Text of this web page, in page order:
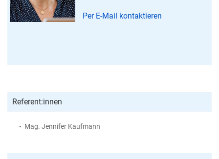
Per E-Mail kontaktieren
Referent:innen
Mag. Jennifer Kaufmann